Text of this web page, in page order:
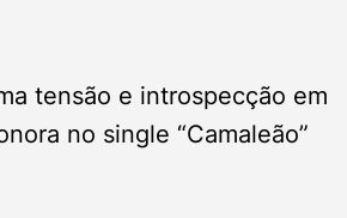
tensão e introspecção em
no single “Camaleão”